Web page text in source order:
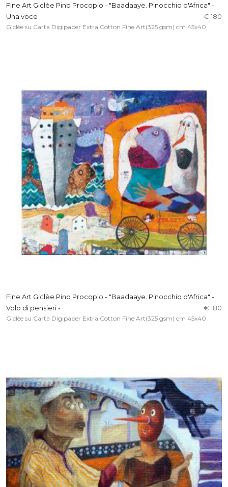
Fine Art Giclèe Pino Procopio - "Baadaaye. Pinocchio d'Africa" -
Una voce
€ 180
Giclèe su Carta Digipaper Extra Cotton Fine Art(325 gsm) cm 45x40
Fine Art Giclèe Pino Procopio - "Baadaaye. Pinocchio d'Africa" -
Volo di pensieri -
€ 180
Giclèe su Carta Digipaper Extra Cotton Fine Art(325 gsm) cm 45x40